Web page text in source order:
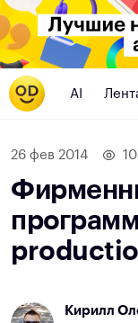
AI
26 фев 2014
Кирилл